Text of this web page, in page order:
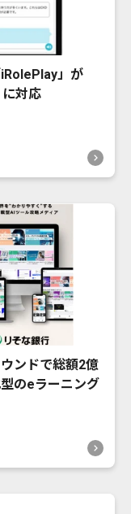
」が
対応
ンドで総額2億
のeラーニング